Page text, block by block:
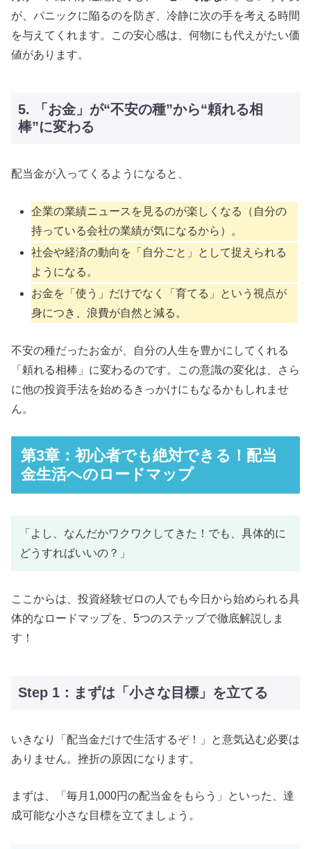
が、パニックに陥るのを防ぎ、冷静に次の手を考える時間
を与えてくれます。この安心感は、何物にも代えがたい価
値があります。
5. 「お金」が“不安の種”から“頼れる相
棒”に変わる
配当金が入ってくるようになると、
企業の業績ニュースを見るのが楽しくなる（自分の
持っている会社の業績が気になるから）。
社会や経済の動向を「自分ごと」として捉えられる
ようになる。
お金を「使う」だけでなく「育てる」という視点が
身につき、浪費が自然と減る。
不安の種だったお金が、自分の人生を豊かにしてくれる
「頼れる相棒」に変わるのです。この意識の変化は、さら
に他の投資手法を始めるきっかけにもなるかもしれませ
ん。
第3章：初心者でも絶対できる！配当
金生活へのロードマップ
「よし、なんだかワクワクしてきた！でも、具体的に
どうすればいいの？」
ここからは、投資経験ゼロの人でも今日から始められる具
体的なロードマップを、5つのステップで徹底解説しま
す！
Step 1：まずは「小さな目標」を立てる
いきなり「配当金だけで生活するぞ！」と意気込む必要は
ありません。挫折の原因になります。
まずは、「毎月1,000円の配当金をもらう」といった、達
成可能な小さな目標を立てましょう。